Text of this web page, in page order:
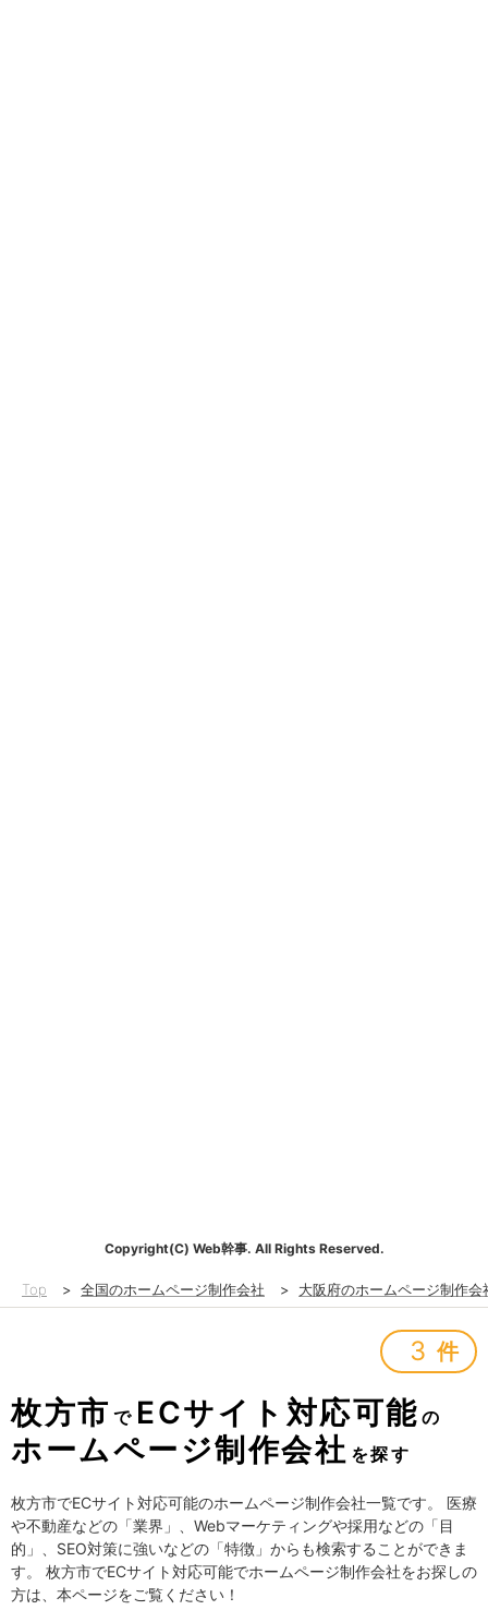
Copyright(C) Web幹事. All Rights Reserved.
Top > 全国のホームページ制作会社 > 大阪府のホームページ制作会
3 件
枚方市 で ECサイト対応可能 の
ホームページ制作会社 を探す
枚方市でECサイト対応可能のホームページ制作会社一覧です。 医療
や不動産などの「業界」、Webマーケティングや採用などの「目
的」、SEO対策に強いなどの「特徴」からも検索することができま
す。 枚方市でECサイト対応可能でホームページ制作会社をお探しの
方は、本ページをご覧ください！